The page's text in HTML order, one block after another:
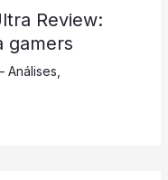
Review:
gamers